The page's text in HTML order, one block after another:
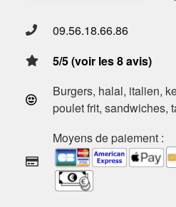
09.56.18.66.86
5/5 (voir les 8 avis)
Burgers, halal, italien,
poulet frit, sandwiches,
Moyens de paiement :